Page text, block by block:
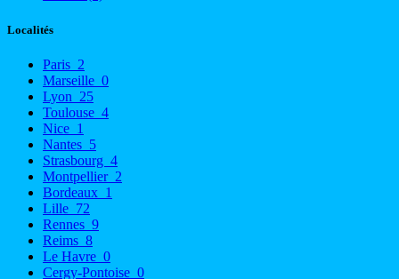
Localités
Paris 2
Marseille 0
Lyon 25
Toulouse 4
Nice 1
Nantes 5
Strasbourg 4
Montpellier 2
Bordeaux 1
Lille 72
Rennes 9
Reims 8
Le Havre 0
Cergy-Pontoise 0